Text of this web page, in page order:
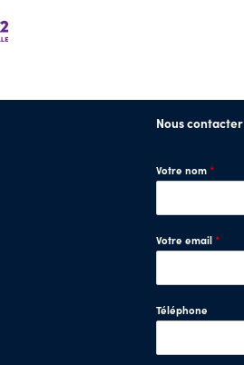
Nous contacter
Votre nom *
Votre email *
Téléphone